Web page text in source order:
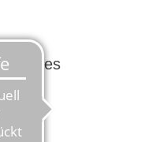
unseres